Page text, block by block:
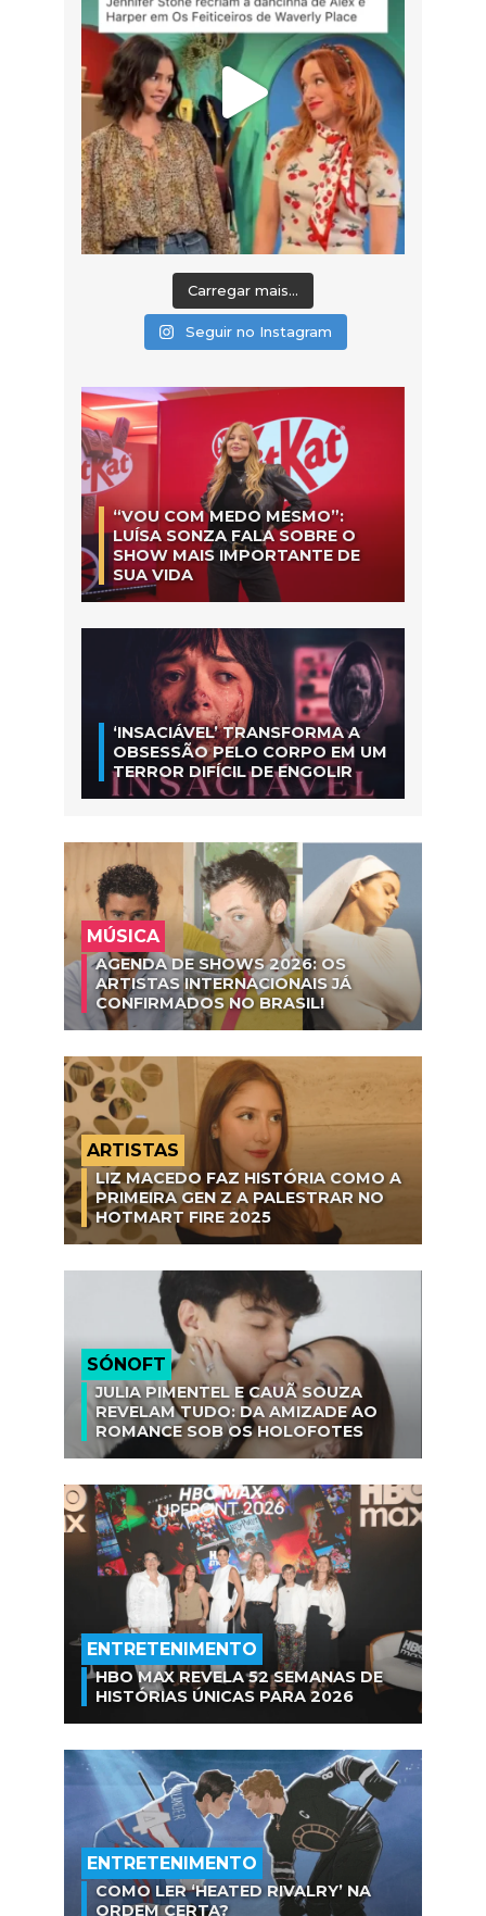
Carregar mais...
Seguir no Instagram
“VOU COM MEDO MESMO”:
LUÍSA SONZA FALA SOBRE O
SHOW MAIS IMPORTANTE DE
SUA VIDA
‘INSACIÁVEL’ TRANSFORMA A
OBSESSÃO PELO CORPO EM UM
TERROR DIFÍCIL DE ENGOLIR
MÚSICA
AGENDA DE SHOWS 2026: OS
ARTISTAS INTERNACIONAIS JÁ
CONFIRMADOS NO BRASIL!
ARTISTAS
LIZ MACEDO FAZ HISTÓRIA COMO A
PRIMEIRA GEN Z A PALESTRAR NO
HOTMART FIRE 2025
SÓNOFT
JULIA PIMENTEL E CAUÃ SOUZA
REVELAM TUDO: DA AMIZADE AO
ROMANCE SOB OS HOLOFOTES
ENTRETENIMENTO
HBO MAX REVELA 52 SEMANAS DE
HISTÓRIAS ÚNICAS PARA 2026
ENTRETENIMENTO
COMO LER ‘HEATED RIVALRY’ NA
ORDEM CERTA?